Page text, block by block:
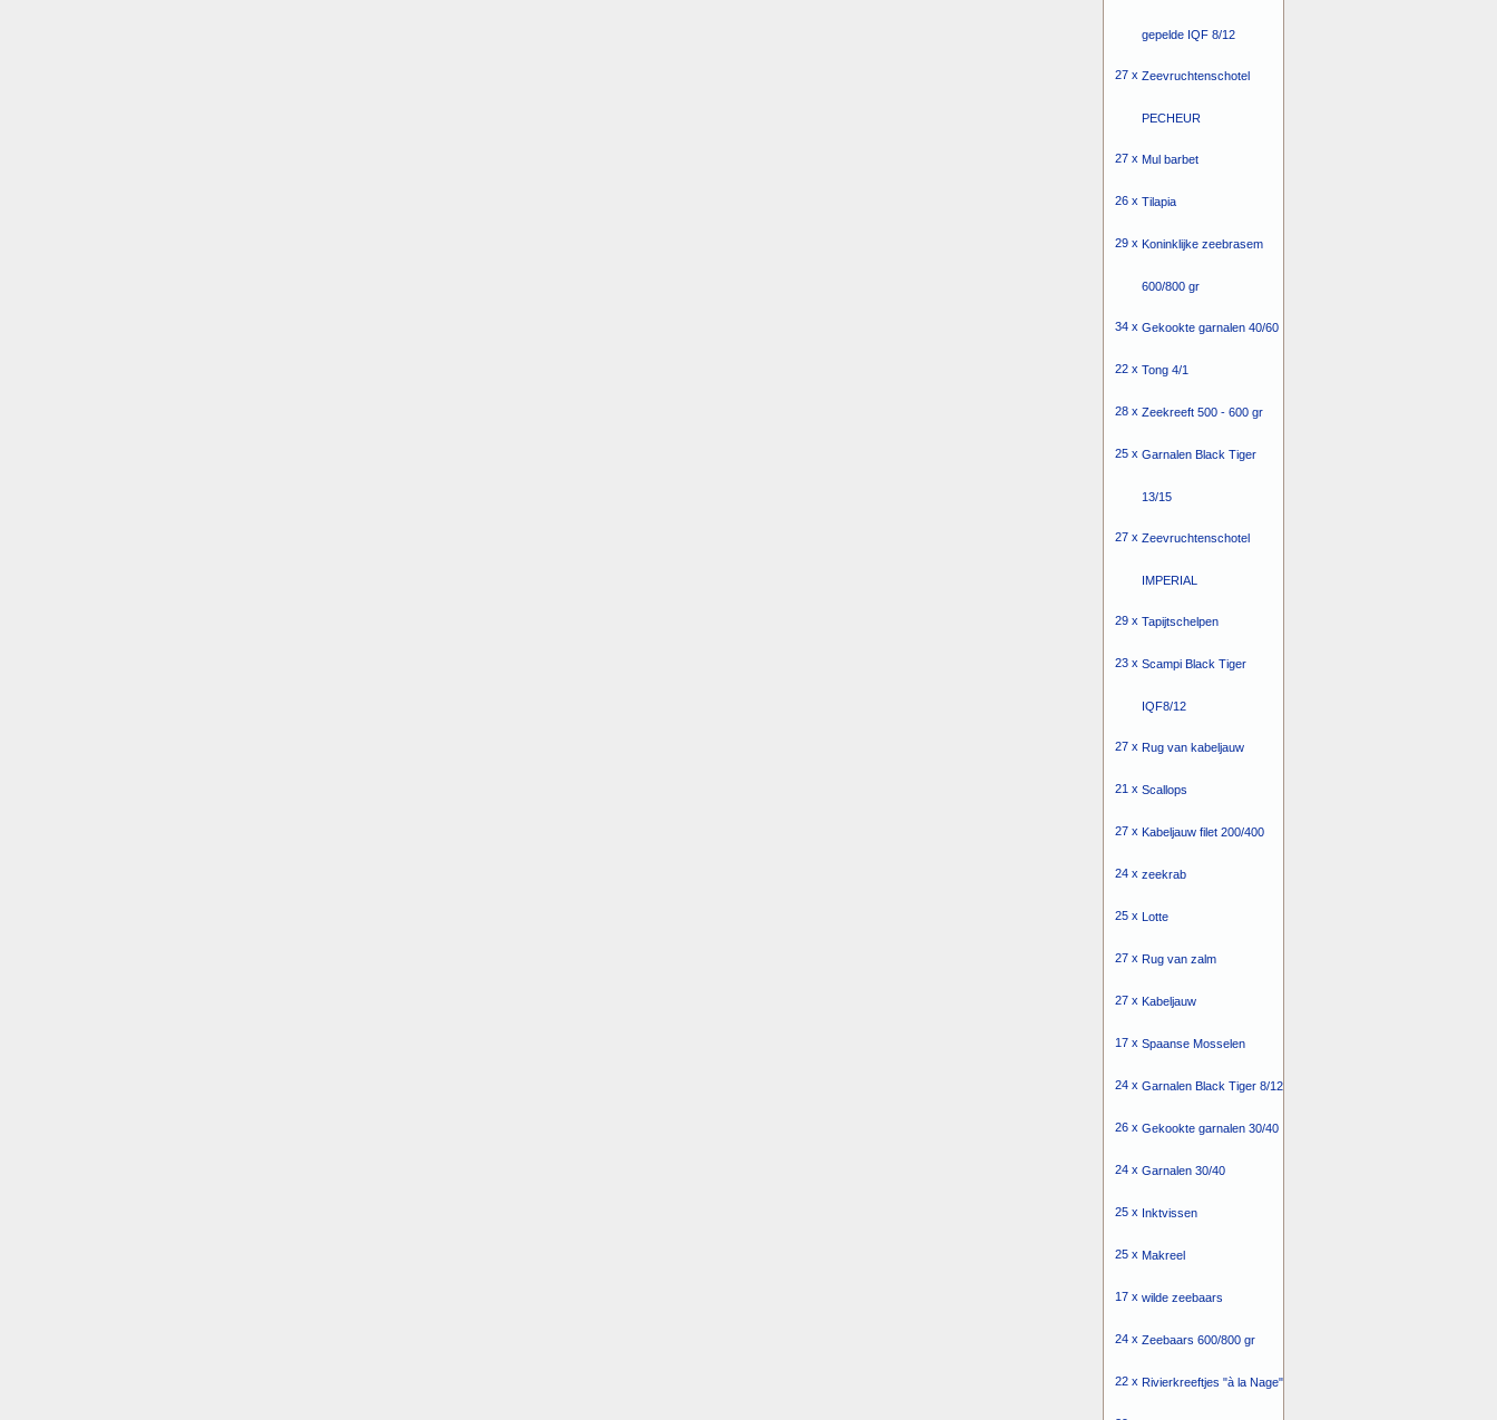
gepelde IQF 8/12
27 x Zeevruchtenschotel
PECHEUR
27 x Mul barbet
26 x Tilapia
29 x Koninklijke zeebrasem
600/800 gr
34 x Gekookte garnalen 40/60
22 x Tong 4/1
28 x Zeekreeft 500 - 600 gr
25 x Garnalen Black Tiger
13/15
27 x Zeevruchtenschotel
IMPERIAL
29 x Tapijtschelpen
23 x Scampi Black Tiger
IQF8/12
27 x Rug van kabeljauw
21 x Scallops
27 x Kabeljauw filet 200/400
24 x zeekrab
25 x Lotte
27 x Rug van zalm
27 x Kabeljauw
17 x Spaanse Mosselen
24 x Garnalen Black Tiger 8/12
26 x Gekookte garnalen 30/40
24 x Garnalen 30/40
25 x Inktvissen
25 x Makreel
17 x wilde zeebaars
24 x Zeebaars 600/800 gr
22 x Rivierkreeftjes "à la Nage"